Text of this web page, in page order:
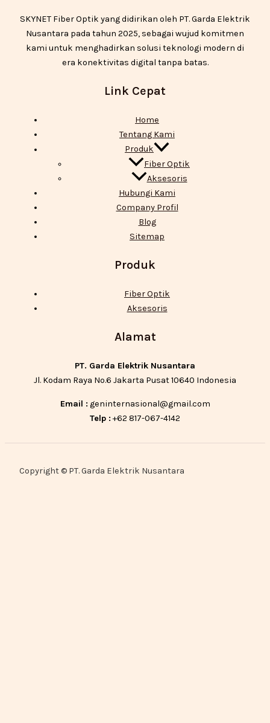
SKYNET Fiber Optik yang didirikan oleh PT. Garda Elektrik
Nusantara pada tahun 2025, sebagai wujud komitmen
kami untuk menghadirkan solusi teknologi modern di
era konektivitas digital tanpa batas.
Link Cepat
Home
Tentang Kami
Produk
Fiber Optik
Aksesoris
Hubungi Kami
Company Profil
Blog
Sitemap
Produk
Fiber Optik
Aksesoris
Alamat
PT. Garda Elektrik Nusantara
Jl. Kodam Raya No.6 Jakarta Pusat 10640 Indonesia
Email : geninternasional@gmail.com
Telp :+62 817-067-4142
Copyright © PT. Garda Elektrik Nusantara